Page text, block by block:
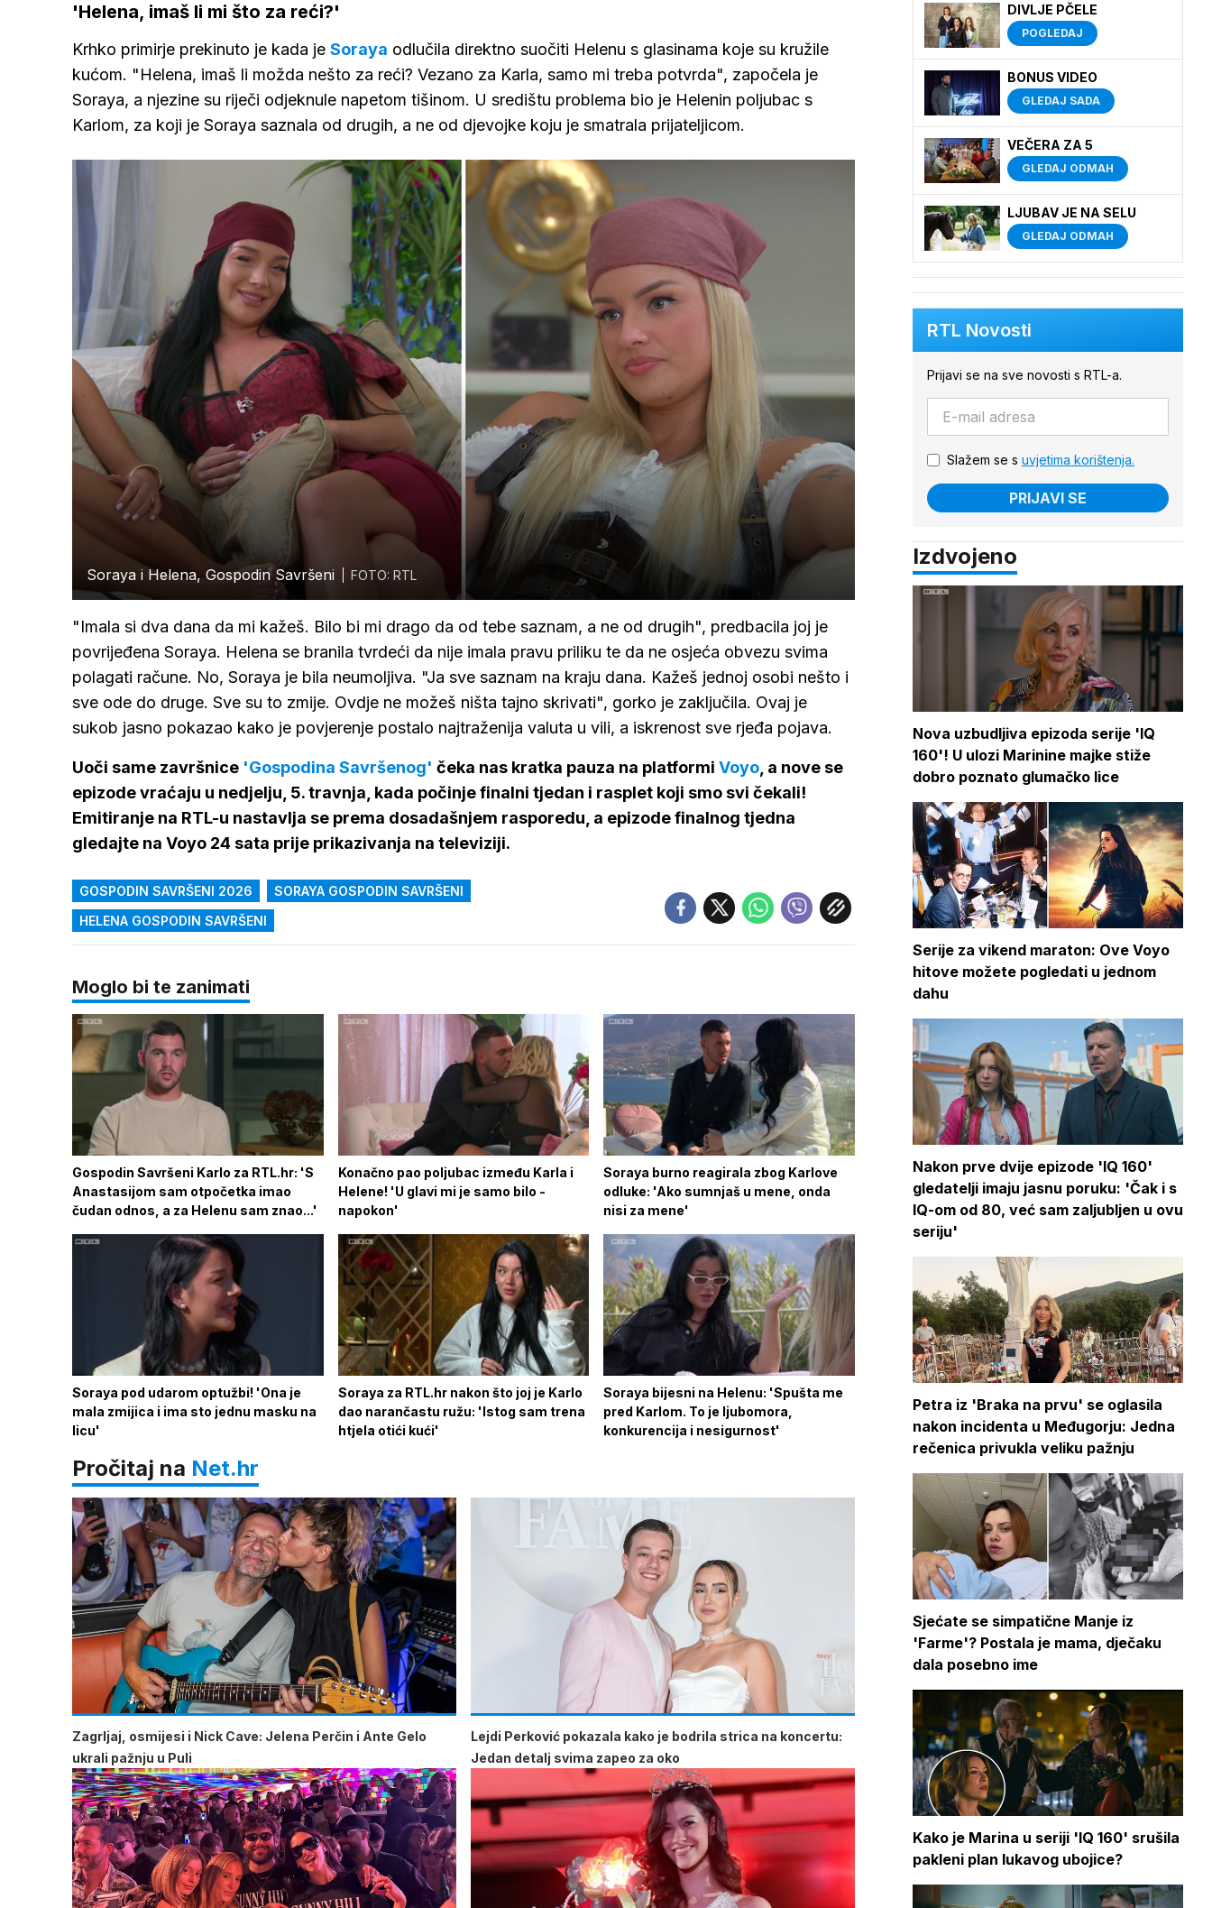
'Helena, imaš li mi što za reći?'
Krhko primirje prekinuto je kada je Soraya odlučila direktno suočiti Helenu s glasinama koje su kružile
kućom. "Helena, imaš li možda nešto za reći? Vezano za Karla, samo mi treba potvrda", započela je
Soraya, a njezine su riječi odjeknule napetom tišinom. U središtu problema bio je Helenin poljubac s
Karlom, za koji je Soraya saznala od drugih, a ne od djevojke koju je smatrala prijateljicom.
Soraya i Helena, Gospodin Savršeni FOTO: RTL
"Imala si dva dana da mi kažeš. Bilo bi mi drago da od tebe saznam, a ne od drugih", predbacila joj je
povrijeđena Soraya. Helena se branila tvrdeći da nije imala pravu priliku te da ne osjeća obvezu svima
polagati račune. No, Soraya je bila neumoljiva. "Ja sve saznam na kraju dana. Kažeš jednoj osobi nešto i
sve ode do druge. Sve su to zmije. Ovdje ne možeš ništa tajno skrivati", gorko je zaključila. Ovaj je
sukob jasno pokazao kako je povjerenje postalo najtraženija valuta u vili, a iskrenost sve rjeđa pojava.
Uoči same završnice 'Gospodina Savršenog' čeka nas kratka pauza na platformi Voyo, a nove se
epizode vraćaju u nedjelju, 5. travnja, kada počinje finalni tjedan i rasplet koji smo svi čekali!
Emitiranje na RTL-u nastavlja se prema dosadašnjem rasporedu, a epizode finalnog tjedna
gledajte na Voyo 24 sata prije prikazivanja na televiziji.
GOSPODIN SAVRŠENI 2026
SORAYA GOSPODIN SAVRŠENI
HELENA GOSPODIN SAVRŠENI
Moglo bi te zanimati
Gospodin Savršeni Karlo za RTL.hr: 'S
Anastasijom sam otpočetka imao
čudan odnos, a za Helenu sam znao...'
Konačno pao poljubac između Karla i
Helene! 'U glavi mi je samo bilo -
napokon'
Soraya burno reagirala zbog Karlove
odluke: 'Ako sumnjaš u mene, onda
nisi za mene'
Soraya pod udarom optužbi! 'Ona je
mala zmijica i ima sto jednu masku na
licu'
Soraya za RTL.hr nakon što joj je Karlo
dao narančastu ružu: 'Istog sam trena
htjela otići kući'
Soraya bijesni na Helenu: 'Spušta me
pred Karlom. To je ljubomora,
konkurencija i nesigurnost'
Pročitaj na Net.hr
Zagrljaj, osmijesi i Nick Cave: Jelena Perčin i Ante Gelo
ukrali pažnju u Puli
Lejdi Perković pokazala kako je bodrila strica na koncertu:
Jedan detalj svima zapeo za oko
DIVLJE PČELE
POGLEDAJ
BONUS VIDEO
GLEDAJ SADA
VEČERA ZA 5
GLEDAJ ODMAH
LJUBAV JE NA SELU
GLEDAJ ODMAH
RTL Novosti
Prijavi se na sve novosti s RTL-a.
Slažem se s uvjetima korištenja.
PRIJAVI SE
Izdvojeno
Nova uzbudljiva epizoda serije 'IQ
160'! U ulozi Marinine majke stiže
dobro poznato glumačko lice
Serije za vikend maraton: Ove Voyo
hitove možete pogledati u jednom
dahu
Nakon prve dvije epizode 'IQ 160'
gledatelji imaju jasnu poruku: 'Čak i s
IQ-om od 80, već sam zaljubljen u ovu
seriju'
Petra iz 'Braka na prvu' se oglasila
nakon incidenta u Međugorju: Jedna
rečenica privukla veliku pažnju
Sjećate se simpatične Manje iz
'Farme'? Postala je mama, dječaku
dala posebno ime
Kako je Marina u seriji 'IQ 160' srušila
pakleni plan lukavog ubojice?